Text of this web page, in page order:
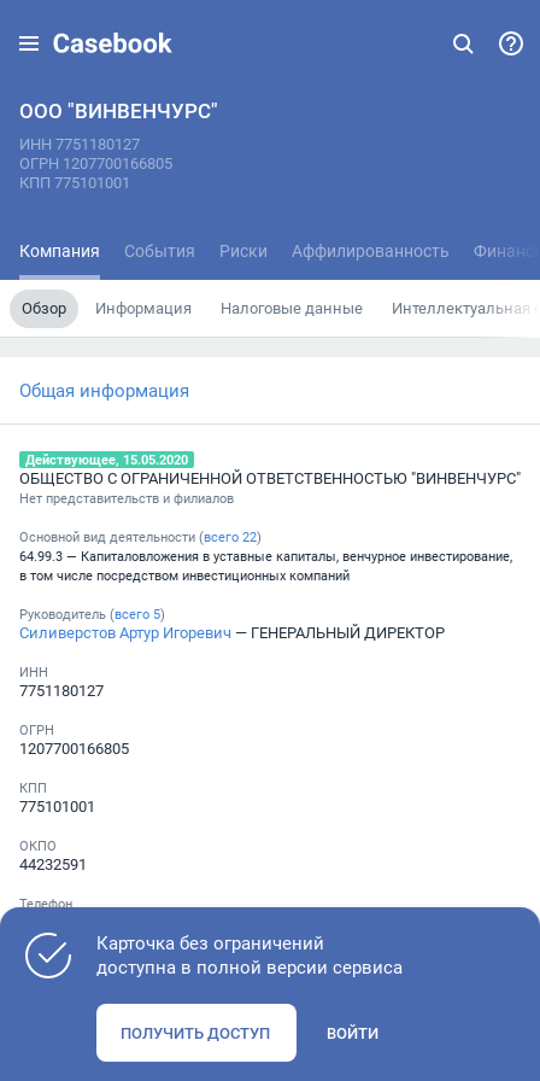
ООО "ВИНВЕНЧУРС"
ИНН 7751180127
ОГРН 1207700166805
КПП 775101001
Компания События Риски Аффилированность
Обзор Информация Налоговые данные Интеллектуальная
Общая информация
Действующее, 15.05.2020
ОБЩЕСТВО С ОГРАНИЧЕННОЙ ОТВЕТСТВЕННОСТЬЮ "ВИНВЕНЧУРС"
Нет представительств и филиалов
Основной вид деятельности (всего 22)
64.99.3 — Капиталовложения в уставные капиталы, венчурное инвестирование,
в том числе посредством инвестиционных компаний
Руководитель (всего 5)
Силиверстов Артур Игоревич — ГЕНЕРАЛЬНЫЙ ДИРЕКТОР
ИНН
7751180127
ОГРН
1207700166805
КПП
775101001
ОКПО
44232591
Телефон
Как оценить состояние компании
Карточка без ограничений
доступна в полной версии сервиса
ПОЛУЧИТЬ ДОСТУП ВОЙТИ